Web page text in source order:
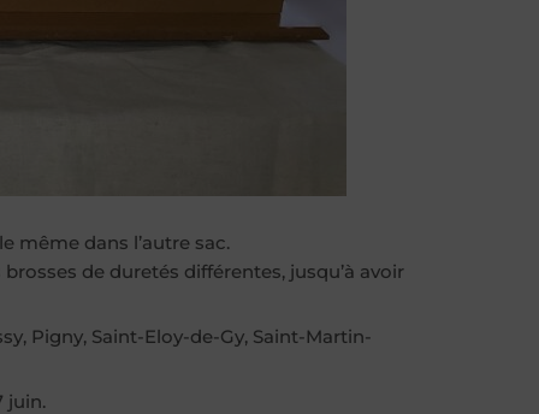
même dans l’autre sac.
de duretés différentes, jusqu’à avoir
Pigny, Saint-Eloy-de-Gy, Saint-Martin-
juin.